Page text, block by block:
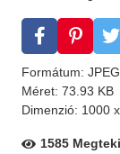
Formátum: JPEG
Méret: 73.93 KB
Dimenzió: 1000
1585